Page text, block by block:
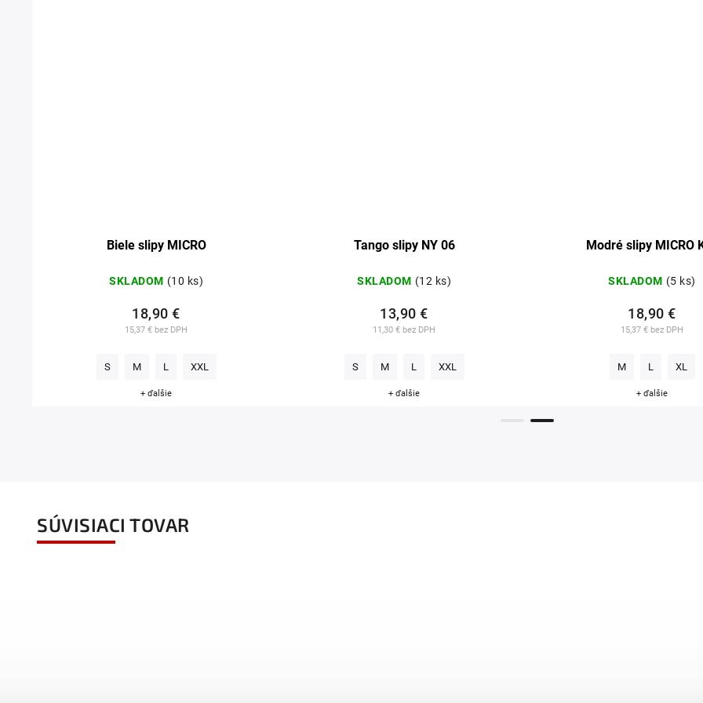
Biele slipy MICRO
SKLADOM (10 ks)
15,37 € bez DPH
18,90 €
S M L XXL
+ ďalšie
Tango slipy NY 06
SKLADOM (12 ks)
11,30 € bez DPH
13,90 €
S M L XXL
+ ďalšie
Modré slipy MICRO
SKLADOM (5 ks)
15,37 € bez DPH
18,90 €
M L XL
+ ďalšie
SÚVISIACI TOVAR